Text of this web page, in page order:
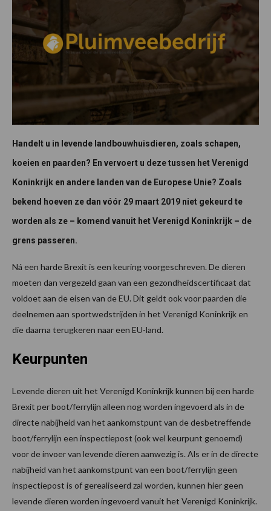
Handelt u in levende landbouwhuisdieren, zoals schapen,
koeien en paarden? En vervoert u deze tussen het Verenigd
Koninkrijk en andere landen van de Europese Unie? Zoals
bekend hoeven ze dan vóór 29 maart 2019 niet gekeurd te
worden als ze – komend vanuit het Verenigd Koninkrijk – de
grens passeren.
Ná een harde Brexit is een keuring voorgeschreven. De dieren
moeten dan vergezeld gaan van een gezondheidscertificaat dat
voldoet aan de eisen van de EU. Dit geldt ook voor paarden die
deelnemen aan sportwedstrijden in het Verenigd Koninkrijk en
die daarna terugkeren naar een EU-land.
Keurpunten
Levende dieren uit het Verenigd Koninkrijk kunnen bij een harde
Brexit per boot/ferrylijn alleen nog worden ingevoerd als in de
directe nabijheid van het aankomstpunt van de desbetreffende
boot/ferrylijn een inspectiepost (ook wel keurpunt genoemd)
voor de invoer van levende dieren aanwezig is. Als er in de directe
nabijheid van het aankomstpunt van een boot/ferrylijn geen
inspectiepost is of gerealiseerd zal worden, kunnen hier geen
levende dieren worden ingevoerd vanuit het Verenigd Koninkrijk.